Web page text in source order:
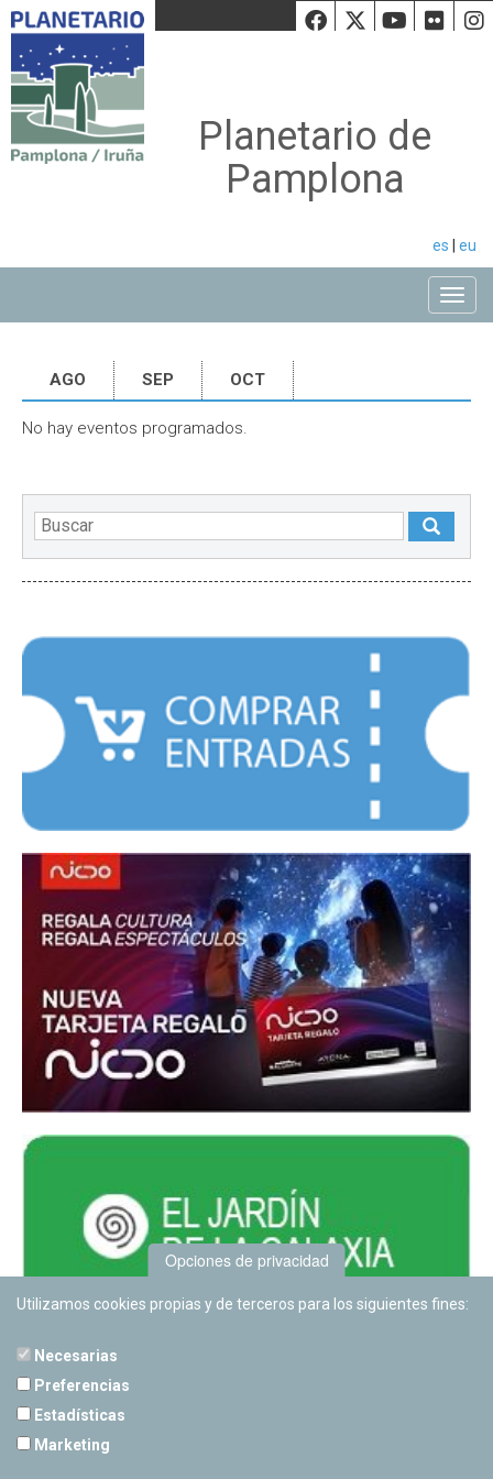
Facebook
Twiiter
Planetario de
Pamplona
es eu
AGO SEP OCT
No hay eventos programados.
Opciones de privacidad
Utilizamos cookies propias y de terceros para los siguientes fines:
Necesarias
Preferencias
Estadísticas
Marketing